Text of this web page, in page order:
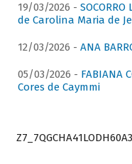
19/03/2026 -
de Carolina Maria de
12/03/2026 - ANA
05/03/2026 - FABIANA
Cores de Caymmi